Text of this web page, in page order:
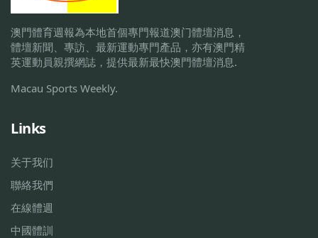
澳門體育週報為本地首個專門報道澳门體壇消息，
體壇新聞、專訪、最新運動專門產品，亦有澳門精
英運動員親撰網誌，提供最新最快澳門體壇消息.
Macau Sports Weekly.
Links
关于我们
聯絡我們
在線體週
中國體訓